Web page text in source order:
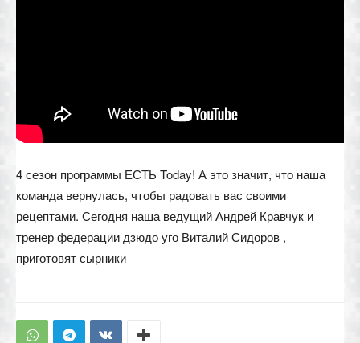
4 сезон программы ЕСТЬ Today! А это значит, что наша
команда вернулась, чтобы радовать вас своими
рецептами. Сегодня наша ведущий Андрей Кравчук и
тренер федерации дзюдо уго Виталий Сидоров ,
приготовят сырники